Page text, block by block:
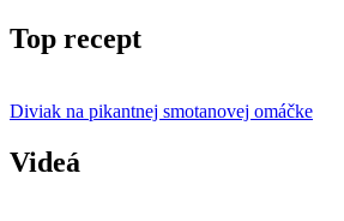
Top recept
Diviak na pikantnej smotanovej omáčke
Videá